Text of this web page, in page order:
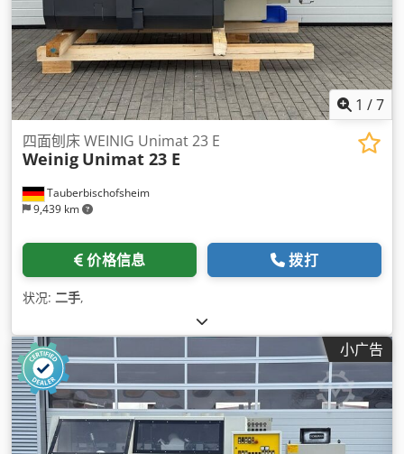
1 /7
Tauberbischofsheim
9,439 km
四面刨床 WEINIG Unimat 23 E
Weinig Unimat 23 E
价格信息 拨打
状况: 二手,
小广告